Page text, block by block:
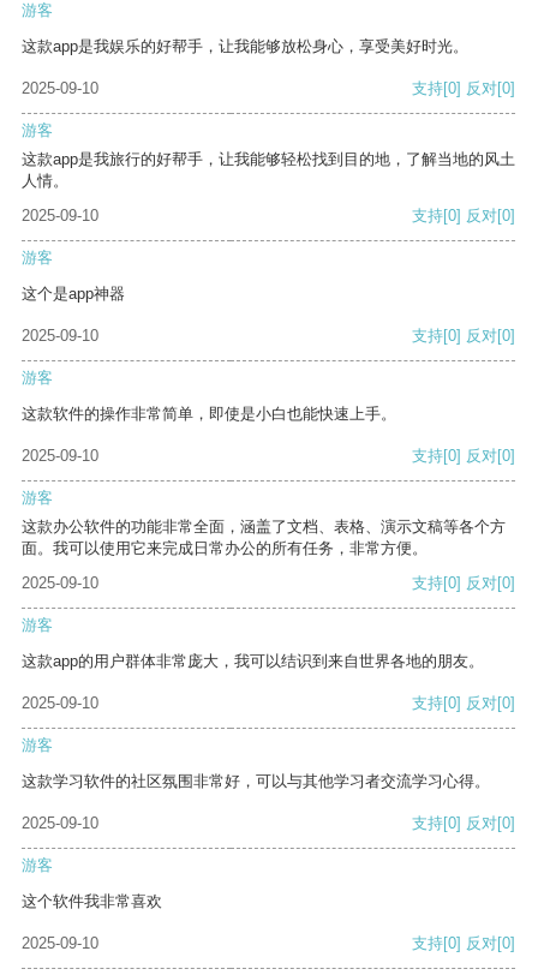
游客
这款app是我娱乐的好帮手，让我能够放松身心，享受美好时光。
2025-09-10 支持[0] 反对[0]
游客
这款app是我旅行的好帮手，让我能够轻松找到目的地，了解当地的风土
人情。
2025-09-10
支持[0] 反对[0]
游客
这个是app神器
2025-09-10 支持[0] 反对[0]
游客
这款软件的操作非常简单，即使是小白也能快速上手。
2025-09-10 支持[0] 反对[0]
游客
这款办公软件的功能非常全面，涵盖了文档、表格、演示文稿等各个方
面。我可以使用它来完成日常办公的所有任务，非常方便。
2025-09-10
支持[0] 反对[0]
游客
这款app的用户群体非常庞大，我可以结识到来自世界各地的朋友。
2025-09-10 支持[0] 反对[0]
游客
这款学习软件的社区氛围非常好，可以与其他学习者交流学习心得。
2025-09-10 支持[0] 反对[0]
游客
这个软件我非常喜欢
2025-09-10 支持[0] 反对[0]